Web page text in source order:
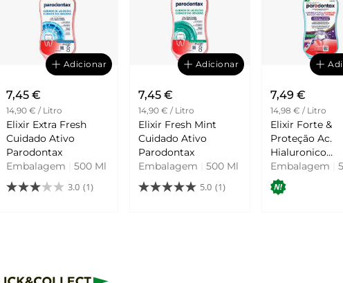
Adicionar
7,45 €
14,90 € / Litro
Elixir Extra Fresh
Cuidado Ativo
Parodontax
Embalagem
500 Ml
3.0 (1)
Adicionar
7,45 €
14,90 € / Litro
Elixir Fresh Mint
Cuidado Ativo
Parodontax
Embalagem
500 Ml
5.0 (1)
7,49 €
14,98 € / Litro
Elixir Forte &
Proteção Ac.
Hialuronico
Parodontax
Embalagem